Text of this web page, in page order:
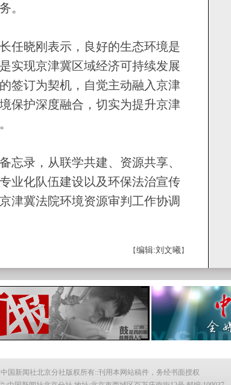
。
晓刚表示，良好的生态环境是
实现京津冀区域经济可持续发展
签订为契机，自觉主动融入京津
保护深度融合，切实为提升京津
录，从联学共建、资源共享、
业化队伍建设以及环保法治宣传
津冀法院环境资源审判工作协调
【编辑:刘文曦】
中国新闻社北京分社版权所有::刊用本网站稿件，务经书面授权